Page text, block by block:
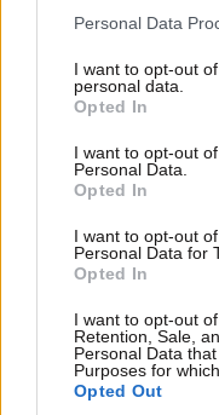
Please note that this
not limited to your visit
grant or deny consent
use your data for
consent section.
Personal Data
I want to opt-out
personal data.
Opted In
I want to opt-out
Personal Data.
Opted In
I want to opt-out
Personal Data for
Opted In
I want to opt-out
Retention, Sale,
Personal Data
Purposes for
Opted Out
Ακολουθήστε το
και μάθετε